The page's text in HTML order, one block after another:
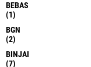
BEBAS
(1)
BGN
(2)
BINJAI
(7)